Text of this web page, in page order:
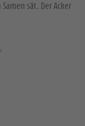
sät. Der Acker